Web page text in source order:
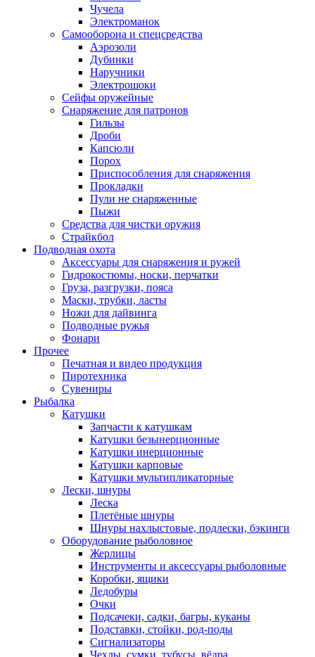
Чучела
Электроманок
Самооборона и спецсредства
Аэрозоли
Дубинки
Наручники
Электрошоки
Сейфы оружейные
Снаряжение для патронов
Гильзы
Дроби
Капсюли
Порох
Приспособления для снаряжения
Прокладки
Пули не снаряженные
Пыжи
Средства для чистки оружия
Страйкбол
Подводная охота
Аксессуары для снаряжения и ружей
Гидрокостюмы, носки, перчатки
Груза, разгрузки, пояса
Маски, трубки, ласты
Ножи для дайвинга
Подводные ружья
Фонари
Прочее
Печатная и видео продукция
Пиротехника
Сувениры
Рыбалка
Катушки
Запчасти к катушкам
Катушки безынерционные
Катушки инерционные
Катушки карповые
Катушки мультипликаторные
Лески, шнуры
Леска
Плетёные шнуры
Шнуры нахлыстовые, подлески, бэкинги
Оборудование рыболовное
Жерлицы
Инструменты и аксессуары рыболовные
Коробки, ящики
Ледобуры
Очки
Подсачеки, садки, багры, куканы
Подставки, стойки, род-поды
Сигнализаторы
Чехлы, сумки, тубусы, вёдра